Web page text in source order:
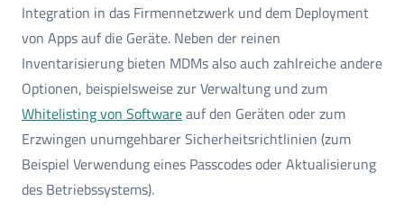
Integration in das Firmennetzwerk und dem Deployment
von Apps auf die Geräte. Neben der reinen
Inventarisierung bieten MDMs also auch zahlreiche andere
Optionen, beispielsweise zur Verwaltung und zum
Whitelisting von Softwareauf den Geräten oder zum
Erzwingen unumgehbarer Sicherheitsrichtlinien (zum
Beispiel Verwendung eines Passcodes oder Aktualisierung
des Betriebssystems).